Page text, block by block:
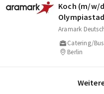
Koch (m/​w/​
Aramark
Catering/
Berlin